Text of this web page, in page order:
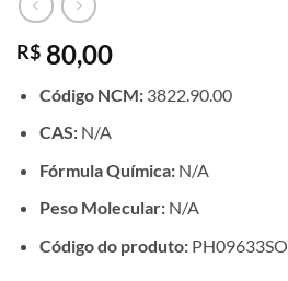
R$ 80,00
Código NCM:3822.90.00
CAS:N/A
Fórmula Química:N/A
Peso Molecular:N/A
Código do produto:PH09633SO